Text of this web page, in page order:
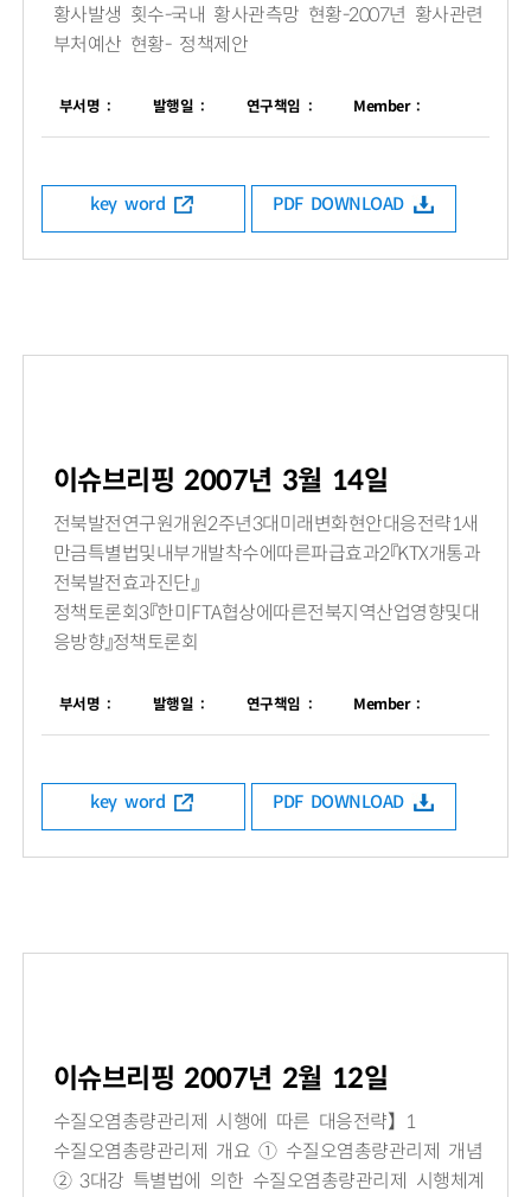
황사발생 횟수-국내 황사관측망 현황-2007년 황사관련
부처예산 현황- 정책제안
부서명 : 발행일 : 연구책임 : Member :
key word PDF DOWNLOAD
이슈브리핑 2007년 3월 14일
전북발전연구원개원2주년3대미래변화현안대응전략1새
만금특별법및내부개발착수에따른파급효과2『KTX개통과
전북발전효과진단』
정책토론회3『한미FTA협상에따른전북지역산업영향및대
응방향』정책토론회
부서명 : 발행일 : 연구책임 : Member :
key word PDF DOWNLOAD
이슈브리핑 2007년 2월 12일
수질오염총량관리제 시행에 따른 대응전략】1
수질오염총량관리제 개요 ① 수질오염총량관리제 개념
② 3대강 특별법에 의한 수질오염총량관리제 시행체계